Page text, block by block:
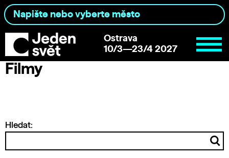
Ostrava
10/3—23/4 2027
Filmy
Hledat: